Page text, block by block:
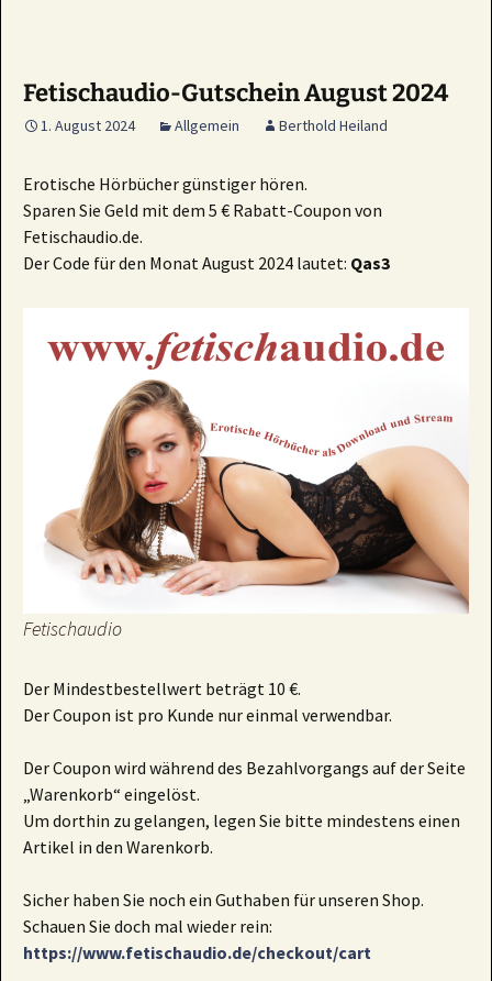
Fetischaudio-Gutschein August 2024
1. August 2024 Allgemein Berthold Heiland
Erotische Hörbücher günstiger hören.
Sparen Sie Geld mit dem 5 € Rabatt-Coupon von
Fetischaudio.de.
Der Code für den Monat August 2024 lautet: Qas3
Fetischaudio
Der Mindestbestellwert beträgt 10 €.
Der Coupon ist pro Kunde nur einmal verwendbar.
Der Coupon wird während des Bezahlvorgangs auf der Seite
„Warenkorb“ eingelöst.
Um dorthin zu gelangen, legen Sie bitte mindestens einen
Artikel in den Warenkorb.
Sicher haben Sie noch ein Guthaben für unseren Shop.
Schauen Sie doch mal wieder rein:
https://www.fetischaudio.de/checkout/cart